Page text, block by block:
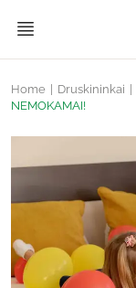
Home Druskininkai
NEMOKAMAI!